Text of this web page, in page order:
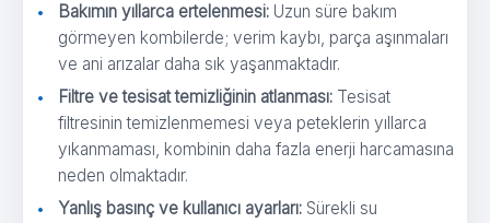
Bakımın yıllarca ertelenmesi: Uzun süre bakım
görmeyen kombilerde; verim kaybı, parça aşınmaları
ve ani arızalar daha sık yaşanmaktadır.
Filtre ve tesisat temizliğinin atlanması: Tesisat
filtresinin temizlenmemesi veya peteklerin yıllarca
yıkanmaması, kombinin daha fazla enerji harcamasına
neden olmaktadır.
Yanlış basınç ve kullanıcı ayarları: Sürekli su